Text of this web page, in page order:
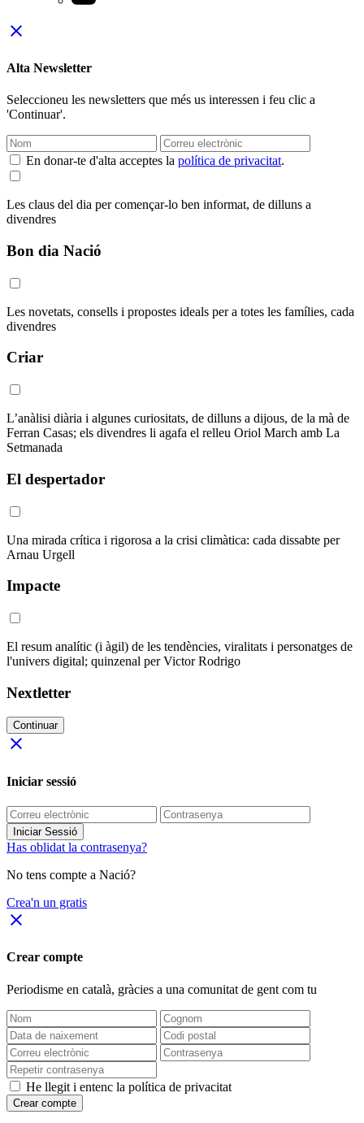
close
Alta Newsletter
Seleccioneu les newsletters que més us interessen i feu clic a
'Continuar'.
En donar-te d'alta acceptes la política de privacitat.
Les claus del dia per començar-lo ben informat, de dilluns a
divendres
Bon dia Nació
Les novetats, consells i propostes ideals per a totes les famílies, cada
divendres
Criar
L’anàlisi diària i algunes curiositats, de dilluns a dijous, de la mà de
Ferran Casas; els divendres li agafa el relleu Oriol March amb La
Setmanada
El despertador
Una mirada crítica i rigorosa a la crisi climàtica: cada dissabte per
Arnau Urgell
Impacte
El resum analític (i àgil) de les tendències, viralitats i personatges de
l'univers digital; quinzenal per Victor Rodrigo
Nextletter
Continuar
close
Iniciar sessió
Iniciar Sessió
Has oblidat la contrasenya?
No tens compte a Nació?
Crea'n un gratis
close
Crear compte
Periodisme en català, gràcies a una comunitat de gent com tu
He llegit i entenc la política de privacitat
Crear compte